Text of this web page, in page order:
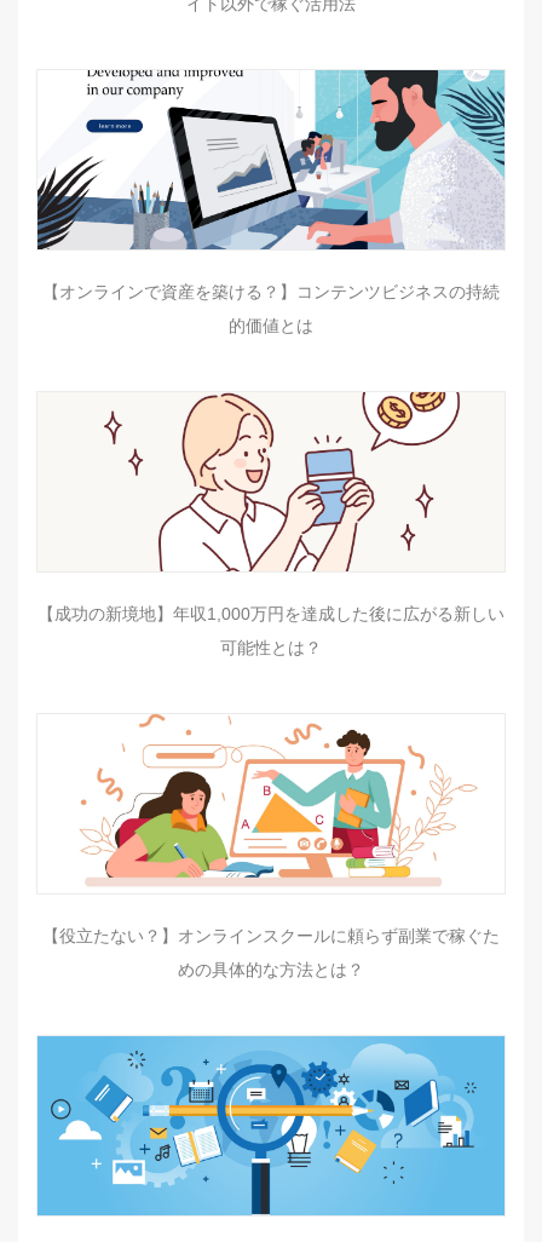
イト以外で稼ぐ活用法
【オンラインで資産を築ける？】コンテンツビジネスの持続
的価値とは
【成功の新境地】年収1,000万円を達成した後に広がる新しい
可能性とは？
【役立たない？】オンラインスクールに頼らず副業で稼ぐた
めの具体的な方法とは？